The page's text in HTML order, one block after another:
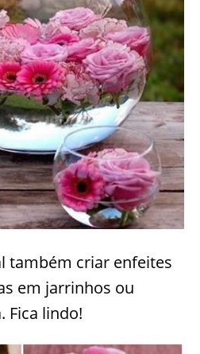
também criar enfeites
em jarrinhos ou
Fica lindo!